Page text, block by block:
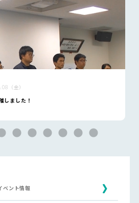
ベント情報
（金）
しました！